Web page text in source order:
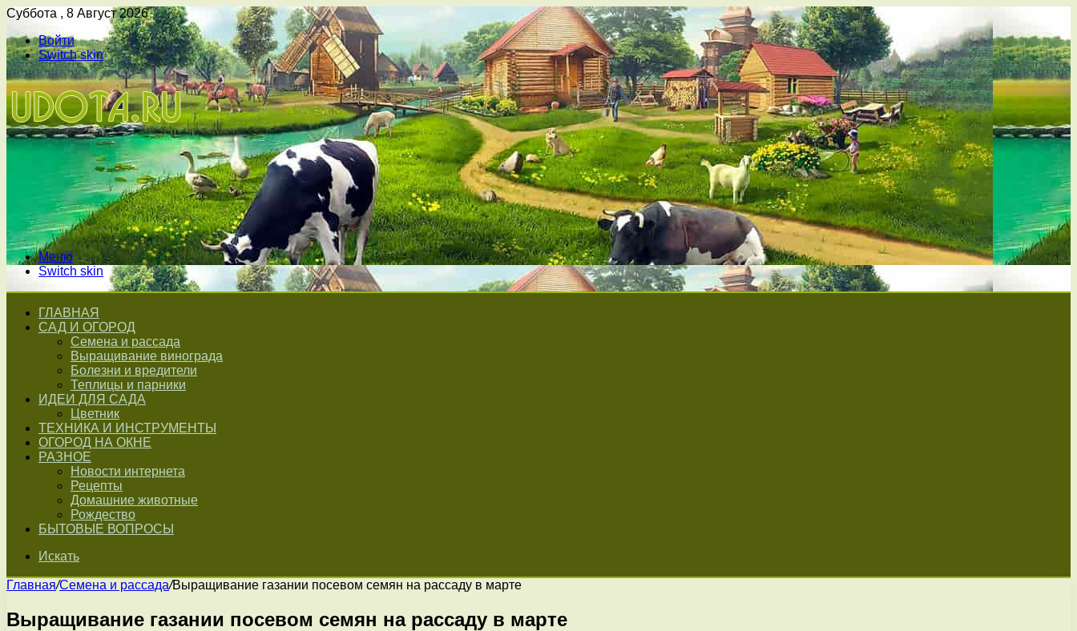
Суббота , 8 Август 2026
Войти
Switch skin
Меню
Switch skin
ГЛАВНАЯ
САД И ОГОРОД
Семена и рассада
Выращивание винограда
Болезни и вредители
Теплицы и парники
ИДЕИ ДЛЯ САДА
Цветник
ТЕХНИКА И ИНСТРУМЕНТЫ
ОГОРОД НА ОКНЕ
РАЗНОЕ
Новости интернета
Рецепты
Домашние животные
Рождество
БЫТОВЫЕ ВОПРОСЫ
Искать
Главная/Семена и рассада/Выращивание газании посевом семян на рассаду в марте
Выращивание газании посевом семян на рассаду в марте